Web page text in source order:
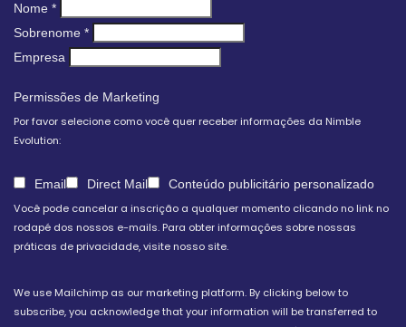
Nome *
Sobrenome *
Empresa
Permissões de Marketing
Por favor selecione como você quer receber informações da Nimble
Evolution:
Email Direct Mail
Conteúdo publicitário personalizado
Você pode cancelar a inscrição a qualquer momento clicando no link no
rodapé dos nossos e-mails. Para obter informações sobre nossas
práticas de privacidade, visite nosso site.
We use Mailchimp as our marketing platform. By clicking below to
subscribe, you acknowledge that your information will be transferred to